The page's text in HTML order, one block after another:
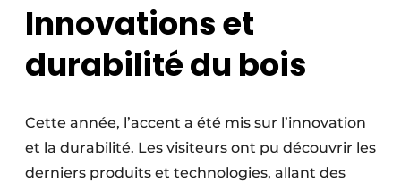
Innovations et
durabilité du bois
Cette année, l’accent a été mis sur l’innovation
et la durabilité. Les visiteurs ont pu découvrir les
derniers produits et technologies, allant des